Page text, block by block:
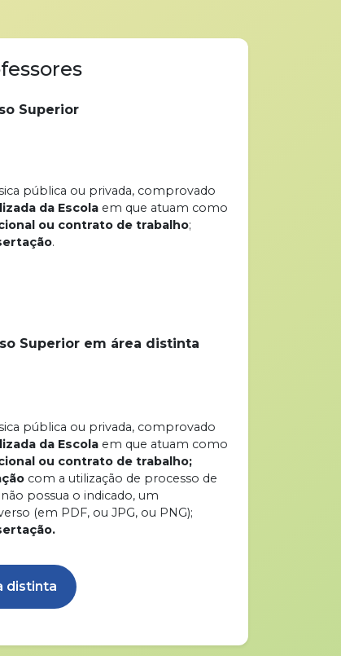
Superior
pública ou privada, comprovado
da Escola em que atuam como
ou contrato de trabalho;
.
Superior em área distinta
pública ou privada, comprovado
da Escola em que atuam como
ou contrato de trabalho;
com a utilização de processo de
possua o indicado, um
(em PDF, ou JPG, ou PNG);
distinta